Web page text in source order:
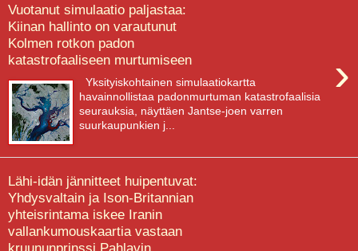
Vuotanut simulaatio paljastaa:
Kiinan hallinto on varautunut
Kolmen rotkon padon
katastrofaaliseen murtumiseen
›
Yksityiskohtainen simulaatiokartta
havainnollistaa padonmurtuman katastrofaalisia
seurauksia, näyttäen Jantse-joen varren
suurkaupunkien j...
Lähi-idän jännitteet huipentuvat:
Yhdysvaltain ja Ison-Britannian
yhteisrintama iskee Iranin
vallankumouskaartia vastaan
kruununprinssi Pahlavin